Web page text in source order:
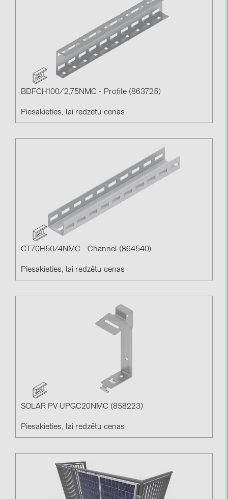
BDFCH100/2,75NMC - Profile (863725)
Piesakieties, lai redzētu cenas
CT70H50/4NMC - Channel (864540)
Piesakieties, lai redzētu cenas
SOLAR PV UPGC20NMC (858223)
Piesakieties, lai redzētu cenas